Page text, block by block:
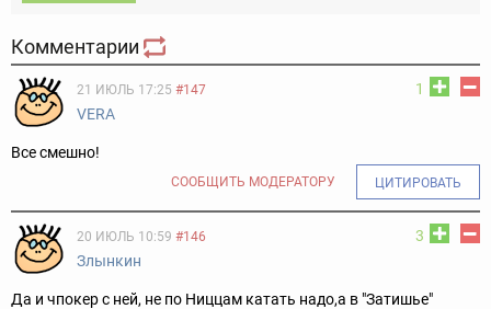
Комментарии
1
21 ИЮЛЬ 17:25 #147
VERA
Все смешно!
СООБЩИТЬ МОДЕРАТОРУ ЦИТИРОВАТЬ
3
20 ИЮЛЬ 10:59 #146
Злынкин
Да и чпокер с ней, не по Ниццам катать надо,а в "Затишье"